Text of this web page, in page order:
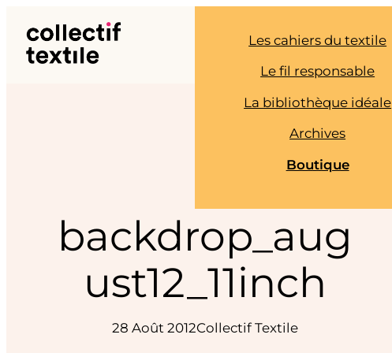
contenu
Les cahiers du textile
Le fil responsable
La bibliothèque idéale
Archives
Boutique
backdrop_aug
ust12_11inch
28 Août 2012Collectif Textile